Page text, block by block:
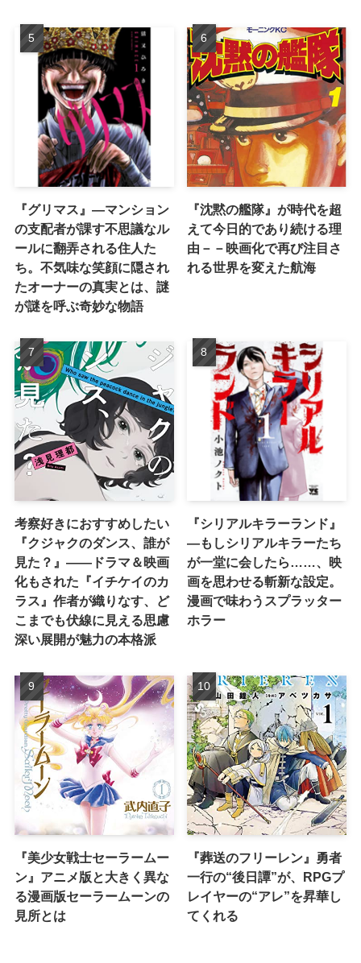
『グリマス』―マンション
の支配者が課す不思議なル
ールに翻弄される住人た
ち。不気味な笑顔に隠され
たオーナーの真実とは、謎
が謎を呼ぶ奇妙な物語
『沈黙の艦隊』が時代を超
えて今日的であり続ける理
由－－映画化で再び注目さ
れる世界を変えた航海
考察好きにおすすめしたい
『クジャクのダンス、誰が
見た？』――ドラマ＆映画
化もされた『イチケイのカ
ラス』作者が織りなす、ど
こまでも伏線に見える思慮
深い展開が魅力の本格派
『シリアルキラーランド』
―もしシリアルキラーたち
が一堂に会したら……、映
画を思わせる斬新な設定。
漫画で味わうスプラッター
ホラー
『美少女戦士セーラームー
ン』アニメ版と大きく異な
る漫画版セーラームーンの
見所とは
『葬送のフリーレン』勇者
一行の“後日譚”が、RPGプ
レイヤーの“アレ”を昇華し
てくれる